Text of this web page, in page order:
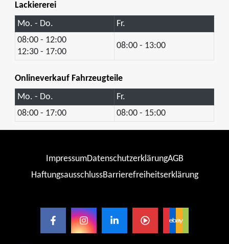
Lackiererei
Mo. - Do.
Fr.
08:00 - 12:00
12:30 - 17:00
08:00 - 13:00
Onlineverkauf Fahrzeugteile
Mo. - Do.
Fr.
08:00 - 17:00
08:00 - 15:00
ImpressumDatenschutzerklärungAGB
HaftungsausschlussBarrierefreiheitserklärung